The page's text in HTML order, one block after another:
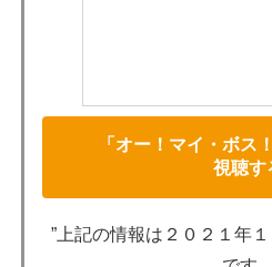
「オー！マイ・ボス
視聴す
”上記の情報は２０２１年